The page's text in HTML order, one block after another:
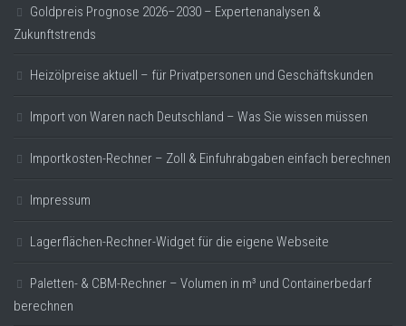
Goldpreis Prognose 2026–2030 – Expertenanalysen &
Zukunftstrends
Heizölpreise aktuell – für Privatpersonen und Geschäftskunden
Import von Waren nach Deutschland – Was Sie wissen müssen
Importkosten-Rechner – Zoll & Einfuhrabgaben einfach berechnen
Impressum
Lagerflächen-Rechner-Widget für die eigene Webseite
Paletten- & CBM-Rechner – Volumen in m³ und Containerbedarf
berechnen